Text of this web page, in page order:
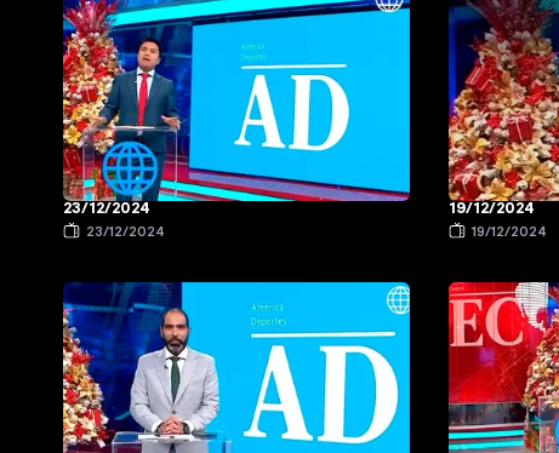
23/12/2024
23/12/2024
19/12/2024
19/12/2024